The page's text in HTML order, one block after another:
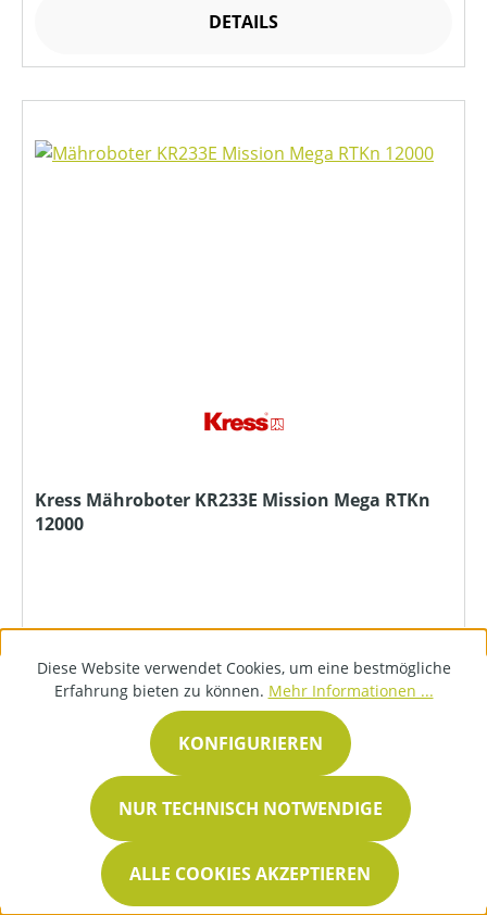
DETAILS
Kress Mähroboter KR233E Mission Mega RTKn
12000
6.498,99 €*
DETAILS
Diese Website verwendet Cookies, um eine bestmögliche
Erfahrung bieten zu können. Mehr Informationen ...
NUR TECHNISCH NOTWENDIGE
KONFIGURIEREN
ALLE COOKIES AKZEPTIEREN